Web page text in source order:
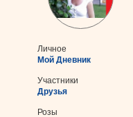
Личное
Мой Дневник
Участники
Друзья
Розы